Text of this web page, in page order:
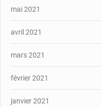
mai 2021
avril 2021
mars 2021
février 2021
janvier 2021